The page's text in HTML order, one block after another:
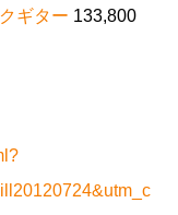
ギター 133,800